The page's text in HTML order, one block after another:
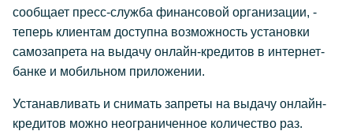
сообщает пресс-служба финансовой организации, -
теперь клиентам доступна возможность установки
самозапрета на выдачу онлайн-кредитов в интернет-
банке и мобильном приложении.
Устанавливать и снимать запреты на выдачу онлайн-
кредитов можно неограниченное количество раз.